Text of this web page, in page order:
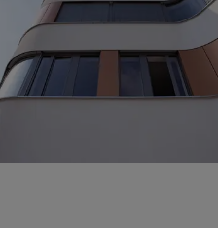
Mit wenigen Angaben zu Ihrem Projekt können
wir Aufwand, Maßnahmen und Optionen
optimal einschätzen.